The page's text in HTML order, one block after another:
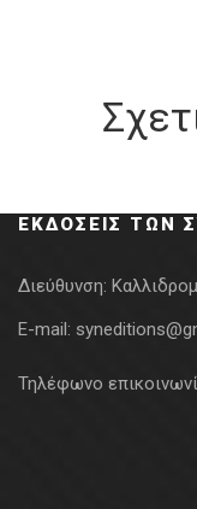
ΕΚΔΌΣΕΙΣ ΤΩΝ
Διεύθυνση:
E-mail:
Τηλέφωνο